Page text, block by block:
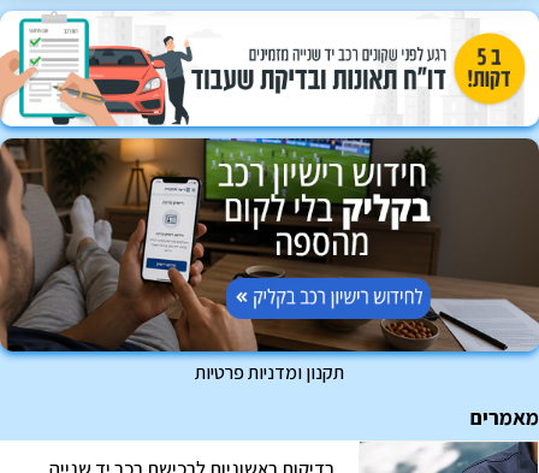
תקנון ומדניות פרטיות
מאמרים
בדיקות ראשוניות לרכישת רכב יד שנייה